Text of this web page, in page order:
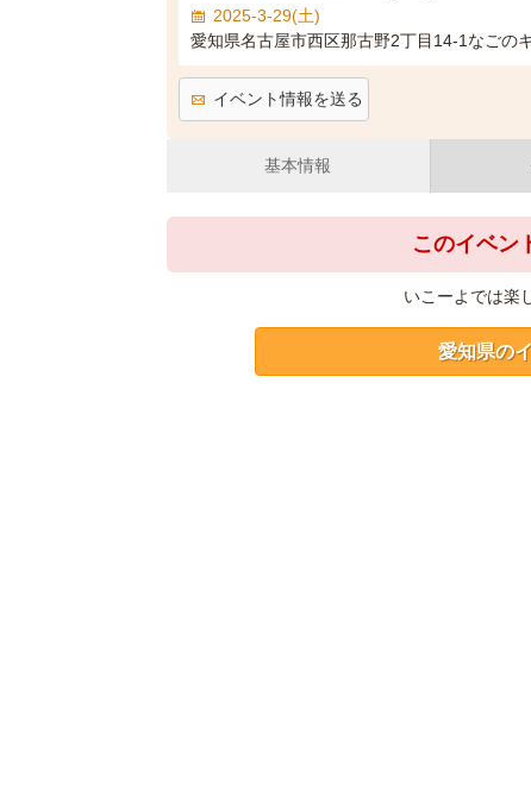
2025-3-29(土)
愛知県名古屋市西区那古野2丁目14-1なご
イベント情報を送る
基本情報
このイベン
いこーよでは楽
愛知県の